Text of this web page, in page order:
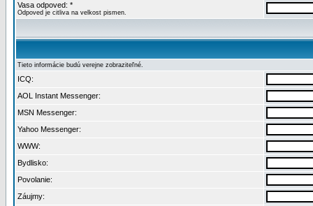
Vasa odpoved: *
Odpoved je citliva na velkost pismen.
Tieto informácie budú verejne zobraziteľné.
ICQ:
AOL Instant Messenger:
MSN Messenger:
Yahoo Messenger:
WWW:
Bydlisko:
Povolanie:
Záujmy: